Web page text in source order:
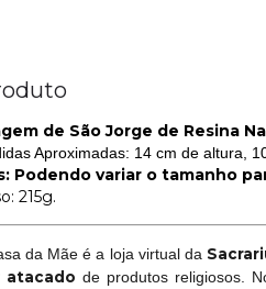
de São Jorge de Resina
Aproximadas: 14 cm de altura,
Podendo variar o tamanho
215g.
da Mãe é a loja virtual da
atacado de produtos religiosos.